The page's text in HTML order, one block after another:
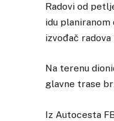
Radovi od
idu planiranom
izvođač
Na terenu
glavne trase
Iz Autocesta